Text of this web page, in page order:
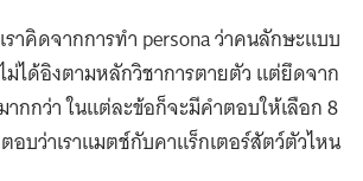
ราคิดจากการทำ persona ว่าคนลักษะแบบ
ได้อิงตามหลักวิชาการตายตัว แต่ยึดจาก
กกว่า ในแต่ละข้อก็จะมีคำตอบให้เลือก 8
อบว่าเราแมตช์กับคาแร็กเตอร์สัตว์ตัวไหน